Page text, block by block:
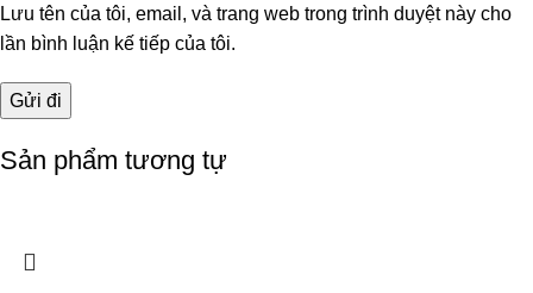
Lưu tên của tôi, email, và trang web trong trình duyệt này cho
lần bình luận kế tiếp của tôi.
Sản phẩm tương tự